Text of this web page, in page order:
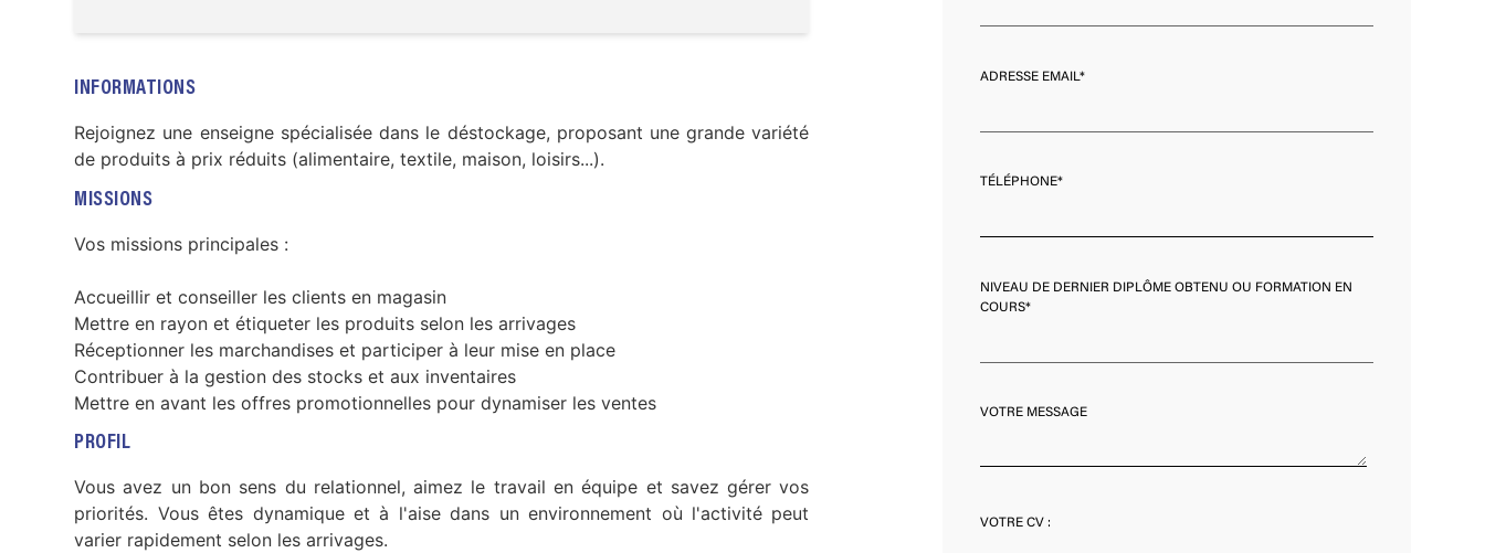
INFORMATIONS
Rejoignez une enseigne spécialisée dans le déstockage, proposant une grande variété
de produits à prix réduits (alimentaire, textile, maison, loisirs...).
MISSIONS
Vos missions principales :
Accueillir et conseiller les clients en magasin
Mettre en rayon et étiqueter les produits selon les arrivages
Réceptionner les marchandises et participer à leur mise en place
Contribuer à la gestion des stocks et aux inventaires
Mettre en avant les offres promotionnelles pour dynamiser les ventes
PROFIL
Vous avez un bon sens du relationnel, aimez le travail en équipe et savez gérer vos
priorités. Vous êtes dynamique et à l'aise dans un environnement où l'activité peut
varier rapidement selon les arrivages.
ADRESSE EMAIL*
TÉLÉPHONE*
NIVEAU DE DERNIER DIPLÔME OBTENU OU FORMATION EN
COURS*
VOTRE MESSAGE
VOTRE CV :